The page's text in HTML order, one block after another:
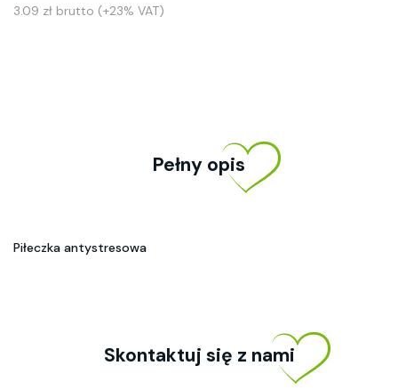
3.09 zł brutto (+23% VAT)
Pełny opis
Piłeczka antystresowa
Skontaktuj się z nami